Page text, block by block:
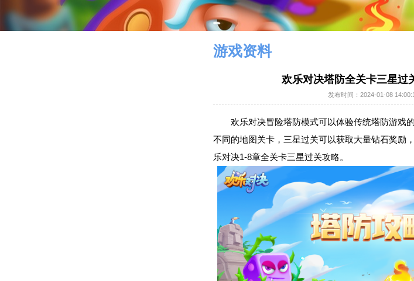
游戏资料
欢乐对决塔防全关卡三星过
发布时间： 2024-01-08
欢乐对决冒险塔防模式可以体验传统塔防游戏
不同的地图关卡，三星过关可以获取大量钻石奖励
乐对决1-8章全关卡三星过关攻略。